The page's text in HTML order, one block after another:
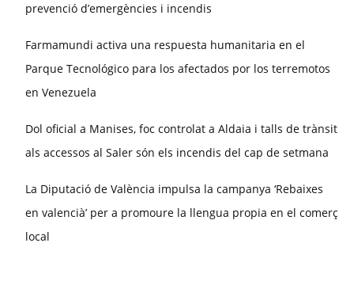
prevenció d’emergències i incendis
Farmamundi activa una respuesta humanitaria en el
Parque Tecnológico para los afectados por los terremotos
en Venezuela
Dol oficial a Manises, foc controlat a Aldaia i talls de trànsit
als accessos al Saler són els incendis del cap de setmana
La Diputació de València impulsa la campanya ‘Rebaixes
en valencià’ per a promoure la llengua propia en el comerç
local